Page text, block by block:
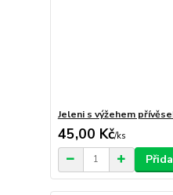
Jeleni s výžehem
45,00 Kč/ks